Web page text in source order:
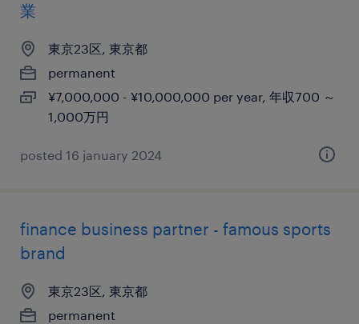
業
東京23区, 東京都
permanent
¥7,000,000 - ¥10,000,000 per year, 年収700 ～
1,000万円
posted 16 january 2024
finance business partner - famous sports
brand
東京23区, 東京都
permanent